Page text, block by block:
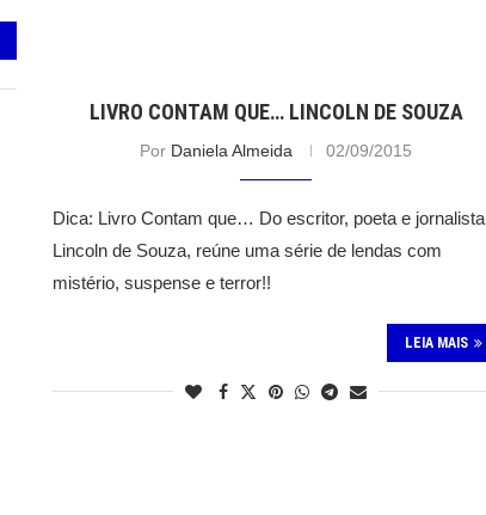
LIVRO CONTAM QUE… LINCOLN DE SOUZA
Por Daniela Almeida 02/09/2015
Dica: Livro Contam que… Do escritor, poeta e jornalista
Lincoln de Souza, reúne uma série de lendas com
mistério, suspense e terror!!
LEIA MAIS